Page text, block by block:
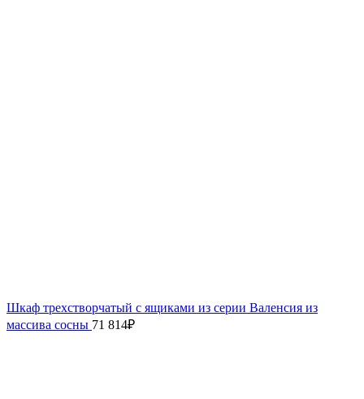
Шкаф трехстворчатый с ящиками из серии Валенсия из
массива сосны 71 814₽